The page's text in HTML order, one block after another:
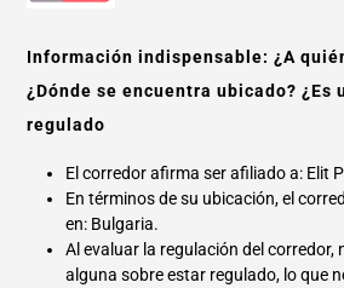
Información indispensable: ¿A
¿Dónde se encuentra ubicado? ¿Es
regulado
El corredor afirma ser afiliado a: Elit
En términos de su ubicación, el
en: Bulgaria.
Al evaluar la regulación del corredor,
alguna sobre estar regulado, lo que